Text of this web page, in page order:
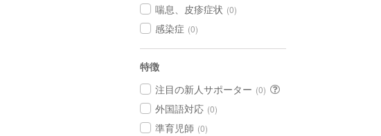
喘息、皮疹症状 (0)
感染症 (0)
特徴
注目の新人サポーター (0)
外国語対応 (0)
準育児師 (0)